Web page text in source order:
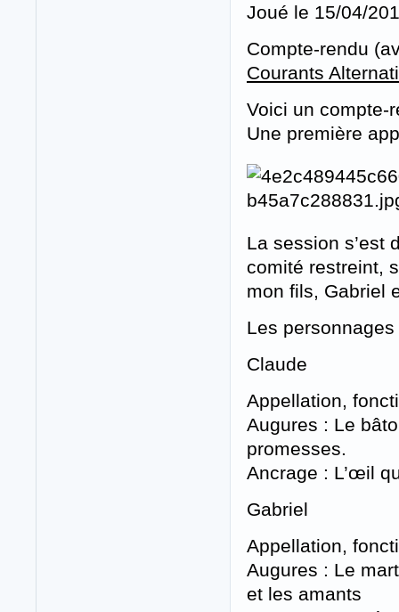
Joué le 15/04/
Compte-rendu
Courants
Voici un compte-
Une première
La session s’est
comité restreint,
mon fils, Gabriel
Les personnages
Claude
Appellation,
Augures : Le
promesses.
Ancrage : L’œil
Gabriel
Appellation,
Augures : Le
et les amants